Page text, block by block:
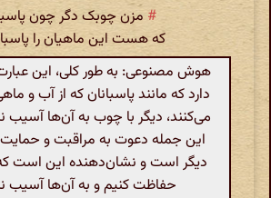
# مزن چوبک دگر چون
که هست این ماهیان را
هوش مصنوعی: به طور کلی، این
دارد که مانند پاسبانان که از آب و
می‌کنند، دیگر با چوب به آن‌ها آسیب
این جمله دعوت به مراقبت و
دیگر است و نشان‌دهنده این است که
حفاظت کنیم و به آن‌ها آسیب